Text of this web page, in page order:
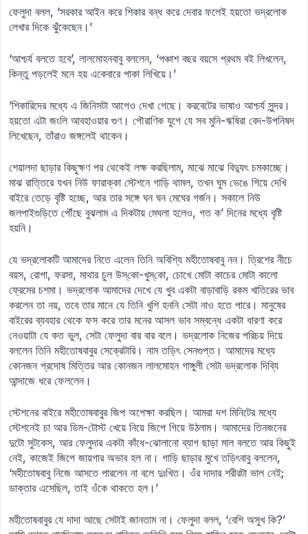
ফেলুদা বলল, ‘সরকার আইন করে শিকার বন্ধ করে দেবার ফলেই হয়তো ভদ্রলোক
লেখার দিকে ঝুঁকেছেন।’
‘আশ্চর্য বলতে হবে’, লালমোহনবাবু বললেন, ‘পঞ্চাশ বছর বয়সে প্রথম বই লিখলেন,
কিন্তু পড়লেই মনে হয় একেবারে পাকা লিখিয়ে।’
‘শিকারিদের মধ্যে এ জিনিসটা আগেও দেখা গেছে। করবেটের ভাষাও আশ্চর্য সুন্দর।
হয়তো এটা জংলি আবহাওয়ার গুণ। পৌরাণিক যুগে যে সব মুনি-ঋষিরা বেদ-উপনিষদ
লিখেছেন, তাঁরাও জঙ্গলেই থাকেন।
শেয়ালদা ছাড়ার কিছুক্ষণ পর থেকেই লক্ষ করছিলাম, মাঝে মাঝে বিদ্যুৎ চমকাচ্ছে।
মাঝ রাত্তিরে যখন নিউ ফারাক্কা স্টেশনে গাড়ি থামল, তখন ঘুম ভেঙে গিয়ে দেখি
বাইরে তেড়ে বৃষ্টি হচ্ছে, আর তার সঙ্গে ঘন ঘন মেঘের গর্জন। সকালে নিউ
জলপাইগুড়িতে পৌঁছে বুঝলাম এ দিকটায় মেঘলা হলেও, গত ক’ দিনের মধ্যে বৃষ্টি
হয়নি।
যে ভদ্রলোকটি আমাদের নিতে এলেন তিনি অবিশ্যি মহীতোষবাবু নন। ত্রিশের নীচে
বয়স, রোগা, ফরসা, মাথার চুল উস্‌কো-খুস্‌কো, চোখে মোটা কাচের মোটা কালো
ফ্রেমের চশমা। ভদ্রলোক আমাদের দেখে যে খুব একটা বাড়াবাড়ি রকম খাতিরের ভাব
করলেন তা নয়, তবে তার মানে যে তিনি খুশি হননি সেটা নাও হতে পারে। মানুষের
বাইরের ব্যবহার থেকে ফস করে তার মনের আসল ভাব সম্বন্ধে একটা ধারণা করে
নেওয়াটা যে কত ভুল, সেটা ফেলুদা বার বার বলে। ভদ্রলোক নিজের পরিচয় দিয়ে
বললেন তিনি মহীতোষবাবুর সেক্রেটারি। নাম তড়িৎ সেনগুপ্ত। আমাদের মধ্যে
কোনজন প্রদোষ মিত্তির আর কোনজন লালমোহন গাঙ্গুলী সেটা ভদ্রলোক দিব্যি
আন্দাজে ধরে ফেললেন।
স্টেশনের বাইরে মহীতোষবাবুর জিপ অপেক্ষা করছিল। আমরা দশ মিনিটের মধ্যে
স্টেশনেই চা আর ডিম-টোস্ট খেয়ে নিয়ে জিপে গিয়ে উঠলাম। আমাদের তিনজনের
দুটো সুটকেস, আর ফেলুদার একটা কাঁধে-ঝোলানো ব্যাগ ছাড়া মাল বলতে আর কিছুই
নেই, কাজেই জিপে জায়গার অভাব হল না। গাড়ি ছাড়ার মুখে তড়িৎবাবু বললেন,
‘মহীতোষবাবু নিজে আসতে পারলেন না বলে দুঃখিত। ওঁর দাদার শরীরটা ভাল নেই;
ডাক্তার এসেছিল, তাই ওঁকে থাকতে হল।’
মহীতোষবাবুর যে দাদা আছে সেটাই জানতাম না। ফেলুদা বলল, ‘বেশি অসুখ কি?’